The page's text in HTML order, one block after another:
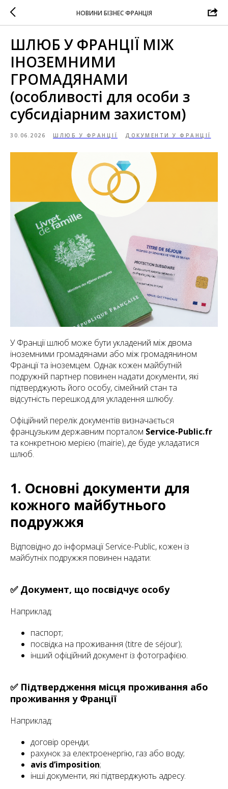
НОВИНИ БІЗНЕС ФРАНЦІЯ
ШЛЮБ У ФРАНЦІЇ МІЖ
ІНОЗЕМНИМИ
ГРОМАДЯНАМИ
(особливості для особи з
субсидіарним захистом)
30.06.2026 ШЛЮБ У ФРАНЦІЇ ДОКУМЕНТИ У ФРАНЦІЇ
У Франції шлюб може бути укладений між двома
іноземними громадянами або між громадянином
Франції та іноземцем. Однак кожен майбутній
подружній партнер повинен надати документи, які
підтверджують його особу, сімейний стан та
відсутність перешкод для укладення шлюбу.
Офіційний перелік документів визначається
французьким державним порталом Service-Public.fr
та конкретною мерією (mairie), де буде укладатися
шлюб.
1. Основні документи для
кожного майбутнього
подружжя
Відповідно до інформації Service-Public, кожен із
майбутніх подружжя повинен надати:
✅ Документ, що посвідчує особу
Наприклад:
паспорт;
посвідка на проживання (titre de séjour);
інший офіційний документ із фотографією.
✅ Підтвердження місця проживання або
проживання у Франції
Наприклад:
договір оренди;
рахунок за електроенергію, газ або воду;
avis d’imposition;
інші документи, які підтверджують адресу.